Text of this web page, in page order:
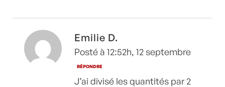
Emilie D.
Posté à 12:52h, 12 septembre
RÉPONDRE
J’ai divisé les quantités par 2